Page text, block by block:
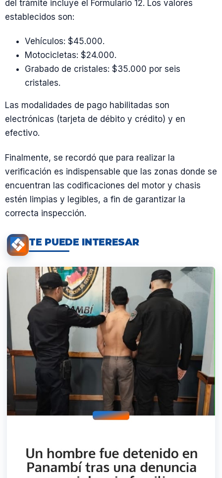
del trámite incluye el Formulario 12. Los valores
establecidos son:
Vehículos: $45.000.
Motocicletas: $24.000.
Grabado de cristales: $35.000 por seis
cristales.
Las modalidades de pago habilitadas son
electrónicas (tarjeta de débito y crédito) y en
efectivo.
Finalmente, se recordó que para realizar la
verificación es indispensable que las zonas donde se
encuentran las codificaciones del motor y chasis
estén limpias y legibles, a fin de garantizar la
correcta inspección.
TE PUEDE INTERESAR